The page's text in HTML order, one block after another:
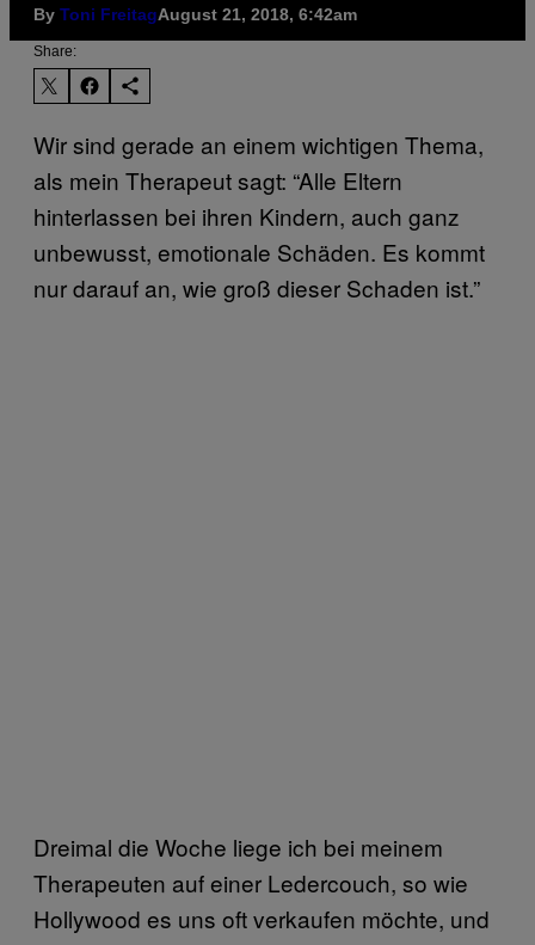
By Toni FreitagAugust 21, 2018, 6:42am
Share:
Wir sind gerade an einem wichtigen Thema,
als mein Therapeut sagt: “Alle Eltern
hinterlassen bei ihren Kindern, auch ganz
unbewusst, emotionale Schäden. Es kommt
nur darauf an, wie groß dieser Schaden ist.”
Dreimal die Woche liege ich bei meinem
Therapeuten auf einer Ledercouch, so wie
Hollywood es uns oft verkaufen möchte, und